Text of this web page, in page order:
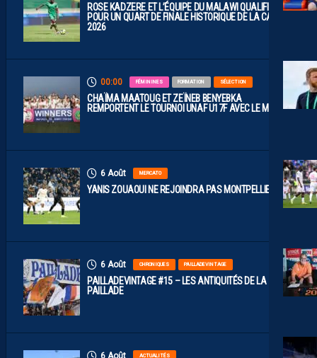
ROSE KADZERE ET L’ÉQUIPE DU MALAWI QUALIFIÉES
POUR UN QUART DE FINALE HISTORIQUE DE LA CAN
2026
00:00 FÉMININES FORMATION SÉLECTION
CHAÏMA MAATOUG ET ZEÏNEB BENYEBKA
REMPORTENT LE TOURNOI UNAF U17F AVEC LE MAROC
6 Août MERCATO
YANIS ZOUAOUI NE REJOINDRA PAS MONTPELLIER…
6 Août CHRONIQUES PAILLADEVINTAGE
PAILLADEVINTAGE #15 – LES ANTIQUITÉS DE LA
PAILLADE
6 Août ACTUALITÉS